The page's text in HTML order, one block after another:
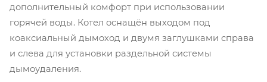
дополнительный комфорт при использовании
горячей воды. Котел оснащён выходом под
коаксиальный дымоход и двумя заглушками справа
и слева для установки раздельной системы
дымоудаления.